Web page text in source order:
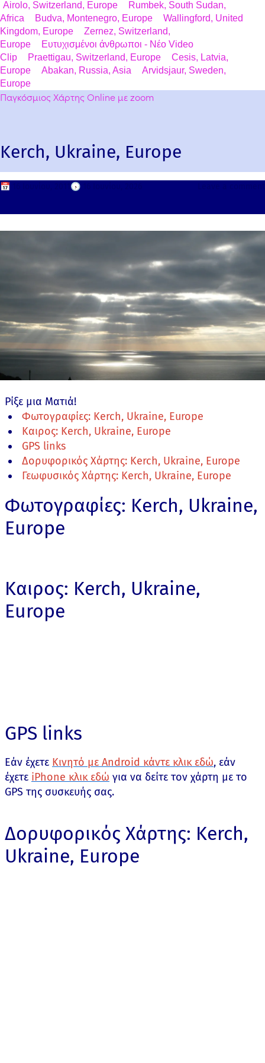
Airolo, Switzerland, Europe
Rumbek, South Sudan,
Africa
Budva, Montenegro, Europe
Wallingford, United
Kingdom, Europe
Zernez, Switzerland,
Europe
Ευτυχισμένοι άνθρωποι - Νέο Video
Clip
Praettigau, Switzerland, Europe
Cesis, Latvia,
Europe
Abakan, Russia, Asia
Arvidsjaur, Sweden,
Europe
Παγκόσμιος Χάρτης Online με zoom
Kerch, Ukraine, Europe
📅 🕟
Ρίξε μια Ματιά!
Φωτογραφίες: Kerch, Ukraine, Europe
Καιρος: Kerch, Ukraine, Europe
GPS links
Δορυφορικός Χάρτης: Kerch, Ukraine, Europe
Γεωφυσικός Χάρτης: Kerch, Ukraine, Europe
Φωτογραφίες: Kerch, Ukraine,
Europe
Καιρος: Kerch, Ukraine,
Europe
GPS links
Εάν έχετε Κινητό με Android κάντε κλικ εδώ, εάν
έχετε iPhone κλικ εδώ για να δείτε τον χάρτη με το
GPS της συσκευής σας.
Δορυφορικός Χάρτης: Kerch,
Ukraine, Europe